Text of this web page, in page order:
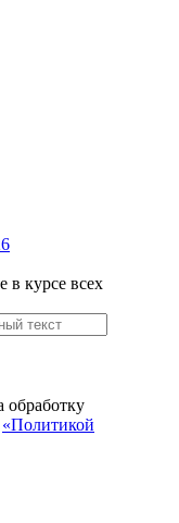
в курсе всех
обработку
«Политикой